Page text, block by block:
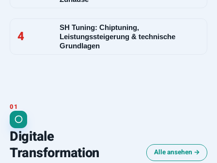
4
SH Tuning: Chiptuning,
Leistungssteigerung & technische
Grundlagen
Digitale
Transformation
Alle ansehen →